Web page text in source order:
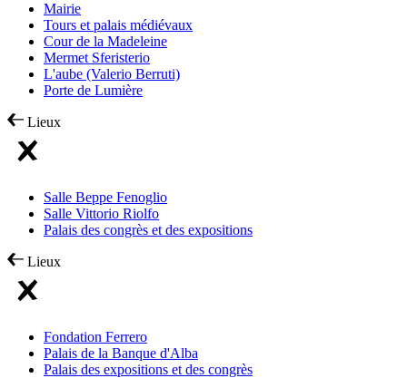
Mairie
Tours et palais médiévaux
Cour de la Madeleine
Mermet Sferisterio
L'aube (Valerio Berruti)
Porte de Lumière
Lieux
Salle Beppe Fenoglio
Salle Vittorio Riolfo
Palais des congrès et des expositions
Lieux
Fondation Ferrero
Palais de la Banque d'Alba
Palais des expositions et des congrès